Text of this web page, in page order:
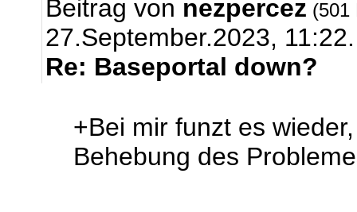
Beitrag von nezpercez (501
27.September.2023, 11:22.
Re: Baseportal down?
+Bei mir funzt es
Behebung des